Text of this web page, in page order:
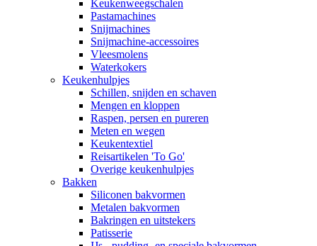
Keukenweegschalen
Pastamachines
Snijmachines
Snijmachine-accessoires
Vleesmolens
Waterkokers
Keukenhulpjes
Schillen, snijden en schaven
Mengen en kloppen
Raspen, persen en pureren
Meten en wegen
Keukentextiel
Reisartikelen 'To Go'
Overige keukenhulpjes
Bakken
Siliconen bakvormen
Metalen bakvormen
Bakringen en uitstekers
Patisserie